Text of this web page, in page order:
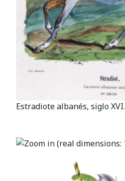
Estradiote albanés, siglo XVI.